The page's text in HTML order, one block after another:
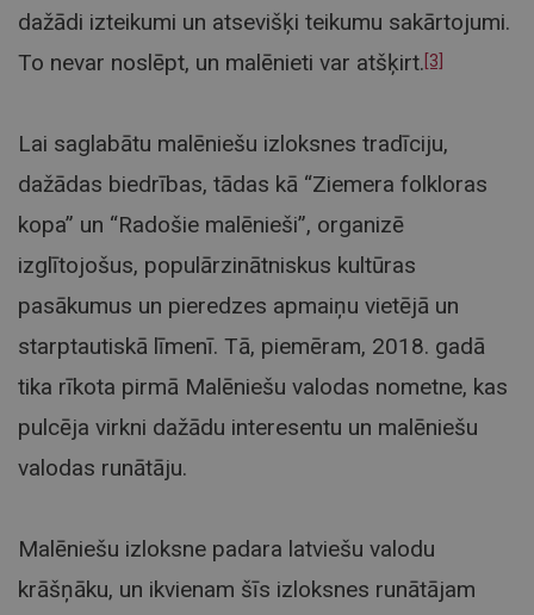
dažādi izteikumi un atsevišķi teikumu sakārtojumi.
To nevar noslēpt, un malēnieti var atšķirt.[3]
Lai saglabātu malēniešu izloksnes tradīciju,
dažādas biedrības, tādas kā “Ziemera folkloras
kopa” un “Radošie malēnieši”, organizē
izglītojošus, populārzinātniskus kultūras
pasākumus un pieredzes apmaiņu vietējā un
starptautiskā līmenī. Tā, piemēram, 2018. gadā
tika rīkota pirmā Malēniešu valodas nometne, kas
pulcēja virkni dažādu interesentu un malēniešu
valodas runātāju.
Malēniešu izloksne padara latviešu valodu
krāšņāku, un ikvienam šīs izloksnes runātājam